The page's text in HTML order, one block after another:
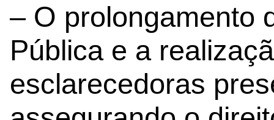
– O prolongamento
Pública e a
esclarecedoras